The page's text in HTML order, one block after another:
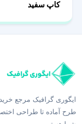
کاپ سفید
ایگوری گرافیک مرجع
طرح آماده تا طراحی